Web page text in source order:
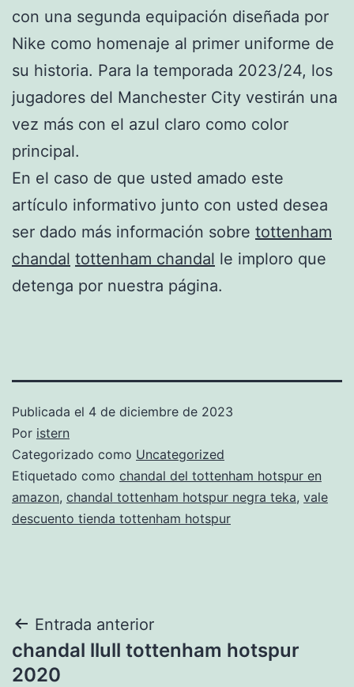
con una segunda equipación diseñada por
Nike como homenaje al primer uniforme de
su historia. Para la temporada 2023/24, los
jugadores del Manchester City vestirán una
vez más con el azul claro como color
principal.
En el caso de que usted amado este
artículo informativo junto con usted desea
ser dado más información sobre tottenham
chandal tottenham chandal le imploro que
detenga por nuestra página.
Publicada el 4 de diciembre de 2023
Por istern
Categorizado como Uncategorized
Etiquetado como chandal del tottenham hotspur en
amazon, chandal tottenham hotspur negra teka, vale
descuento tienda tottenham hotspur
Navegación
de
Entrada anterior
chandal llull tottenham hotspur
2020